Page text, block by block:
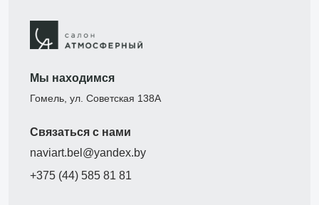
Мы находимся
Гомель, ул. Советская 138А
Связаться с нами
naviart.bel@yandex.by
+375 (44) 585 81 81